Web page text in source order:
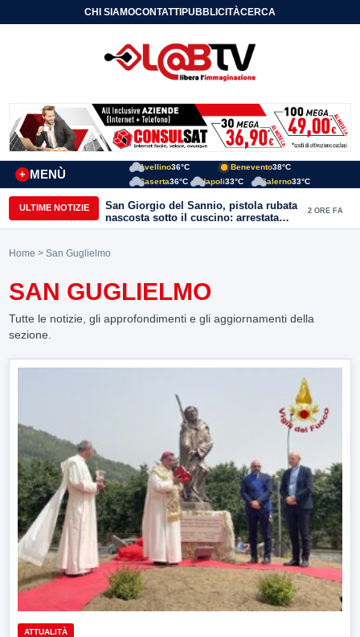
CHI SIAMOCONTATTIPUBBLICITÀCERCA
MENÙ
+
Avellino36°C Benevento38°C
Caserta36°C Napoli33°C Salerno33°C
ULTIME NOTIZIE
San Giorgio del Sannio, pistola rubata
nascosta sotto il cuscino: arrestata
51enne
2 ORE FA
Home > San Guglielmo
SAN GUGLIELMO
Tutte le notizie, gli approfondimenti e gli aggiornamenti della
sezione.
ATTUALITÀ